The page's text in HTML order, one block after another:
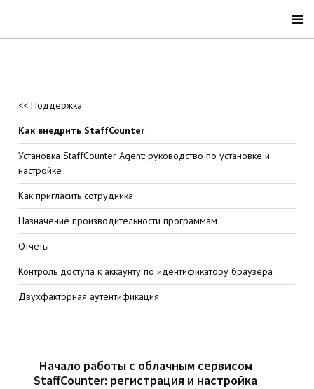
<< Поддержка
Как внедрить StaffCounter
Установка StaffCounter Agent: руководство по установке и
настройке
Как пригласить сотрудника
Назначение производительности программам
Отчеты
Контроль доступа к аккаунту по идентификатору браузера
Двухфакторная аутентификация
Начало работы с облачным сервисом
StaffCounter: регистрация и настройка